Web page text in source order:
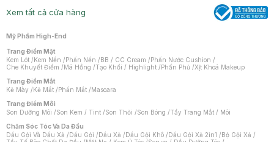
Xem tất cả cửa hàng
Mỹ Phẩm High-End
Trang Điểm Mặt
Kem Lót /Kem Nền /Phấn Nền /BB / CC Cream /Phấn Nước Cushion /
Che Khuyết Điểm /Má Hồng /Tạo Khối / Highlight /Phấn Phủ /Xịt Khoá Makeup
Trang Điểm Mắt
Kẻ Mày /Kẻ Mắt /Phấn Mắt /Mascara
Trang Điểm Môi
Son Dưỡng Môi /Son Kem / Tint /Son Thỏi /Son Bóng /Tẩy Trang Mắt / Môi
Chăm Sóc Tóc Và Da Đầu
Dầu Gội Và Dầu Xả /Dầu Gội /Dầu Xả /Dầu Gội Khô /Dầu Gội Xả 2in1 /Bộ Gội Xả /